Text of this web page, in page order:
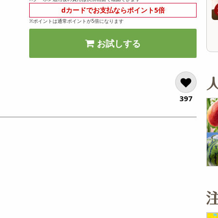
dカードでお支払ならポイント5倍
※ポイントは通常ポイントが5倍になります
お試しする
397
11,923円
1本あたり 206円 1本あたり